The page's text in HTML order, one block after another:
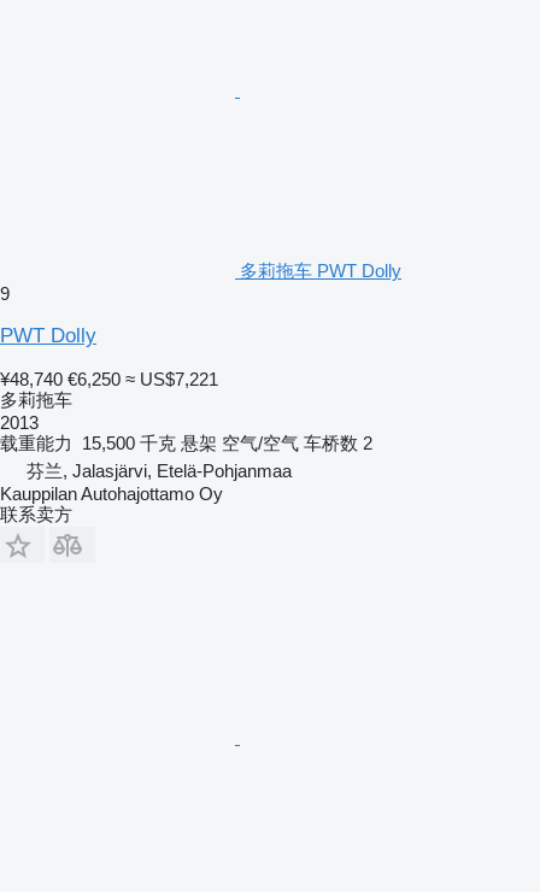
多莉拖车 PWT Dolly
9
PWT Dolly
¥48,740 €6,250 ≈ US$7,221
多莉拖车
2013
载重能力
15,500 千克 悬架 空气/空气 车桥数 2
芬兰, Jalasjärvi, Etelä-Pohjanmaa
Kauppilan Autohajottamo Oy
联系卖方